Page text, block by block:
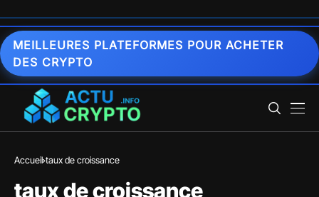
MEILLEURES PLATEFORMES POUR ACHETER
DES CRYPTO
Accueil taux de croissance
taux de croissance